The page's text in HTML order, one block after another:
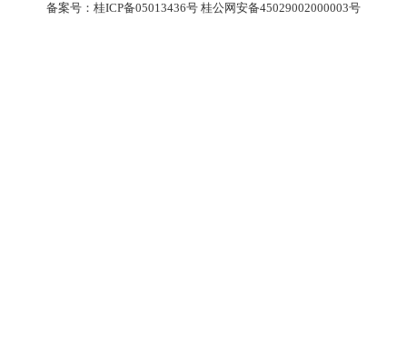
备案号：桂ICP备05013436号 桂公网安备45029002000003号